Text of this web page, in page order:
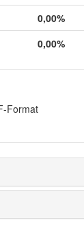
0,00%
0,00%
Format